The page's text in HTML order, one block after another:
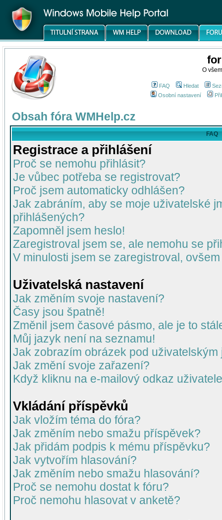
O
FAQ Hledat
Osobní nastavení
Obsah fóra WMHelp.cz
FAQ
Registrace a přihlášení
Proč se nemohu přihlásit?
Je vůbec potřeba se registrovat?
Proč jsem automaticky odhlášen?
Jak zabráním, aby se moje uživatelské
přihlášených?
Zapomněl jsem heslo!
Zaregistroval jsem se, ale nemohu se
V minulosti jsem se zaregistroval,
Uživatelská nastavení
Jak změním svoje nastavení?
Časy jsou špatně!
Změnil jsem časové pásmo, ale je to
Můj jazyk není na seznamu!
Jak zobrazím obrázek pod uživatelským
Jak změní svoje zařazení?
Když kliknu na e-mailový odkaz
Vkládání příspěvků
Jak vložím téma do fóra?
Jak změním nebo smažu příspěvek?
Jak přidám podpis k mému příspěvku?
Jak vytvořím hlasování?
Jak změním nebo smažu hlasování?
Proč se nemohu dostat k fóru?
Proč nemohu hlasovat v anketě?